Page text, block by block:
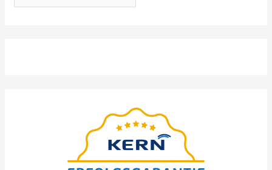
Koerber
Venda da empre­sa (M